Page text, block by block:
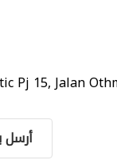
Pj 15, Jalan
أرسل